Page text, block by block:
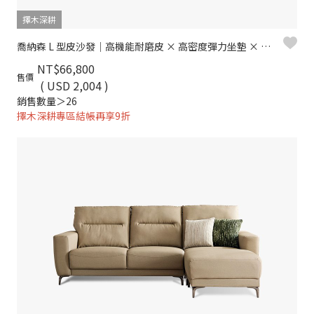
擇木深耕
喬納森 L 型皮沙發｜高機能耐磨皮 × 高密度彈力坐墊 × 十年骨架保固 – 擇木深耕系列
售價 NT$66,800
( USD 2,004 )
銷售數量＞26
擇木深耕專區結帳再享9折